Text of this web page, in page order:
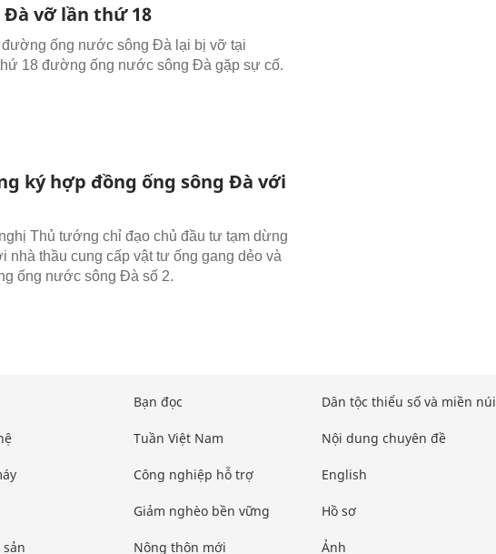
vỡ lần thứ 18
đường ống nước sông Đà lại bị vỡ tại
18 đường ống nước sông Đà gặp sự cố.
ký hợp đồng ống sông Đà với
Thủ tướng chỉ đạo chủ đầu tư tạm dừng
nhà thầu cung cấp vật tư ống gang dẻo và
ống nước sông Đà số 2.
Bạn đọc
Tuần Việt Nam
Công nghiệp hỗ trợ
Giảm nghèo bền vững
Nông thôn mới
Dân tộc thiểu số và miền núi
Nội dung chuyên đề
English
Hồ sơ
Ảnh